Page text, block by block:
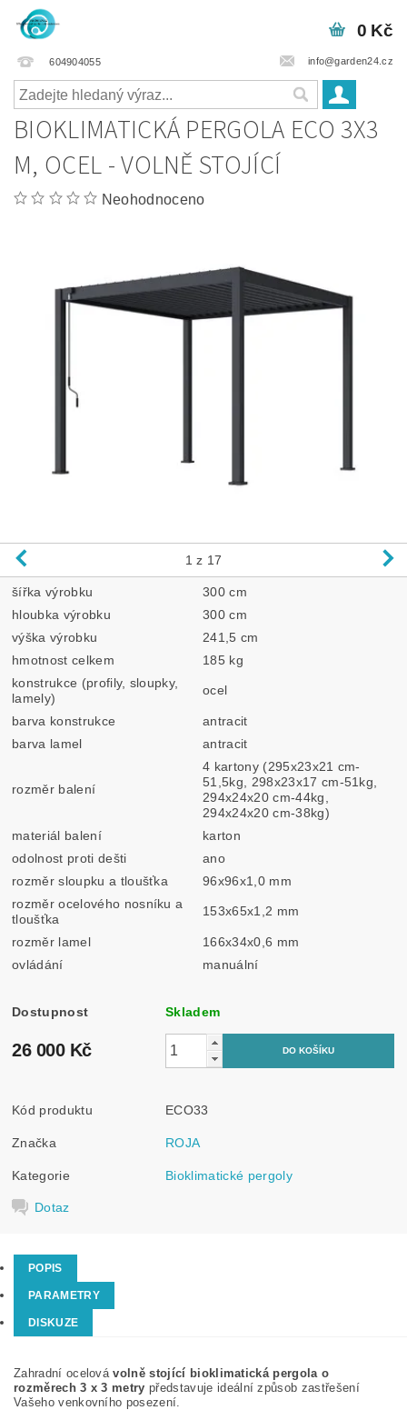
604904055 info@garden24.cz
0 Kč
BIOKLIMATICKÁ PERGOLA ECO 3X3
M, OCEL - VOLNĚ STOJÍCÍ
Neohodnoceno
1 z 17
šířka výrobku
300 cm
hloubka výrobku
300 cm
výška výrobku
241,5 cm
hmotnost celkem
185 kg
konstrukce (profily, sloupky,
lamely)
ocel
barva konstrukce
antracit
barva lamel
antracit
rozměr balení
4 kartony (295x23x21 cm-
51,5kg, 298x23x17 cm-51kg,
294x24x20 cm-44kg,
294x24x20 cm-38kg)
materiál balení
karton
odolnost proti dešti
ano
rozměr sloupku a tloušťka
96x96x1,0 mm
rozměr ocelového nosníku a
tloušťka
153x65x1,2 mm
rozměr lamel
166x34x0,6 mm
ovládání
manuální
Dostupnost Skladem
26 000 Kč
Kód produktu ECO33
Značka ROJA
Kategorie Bioklimatické pergoly
Dotaz
POPIS
PARAMETRY
DISKUZE
Zahradní ocelová volně stojící bioklimatická pergola o
rozměrech 3 x 3 metry představuje ideální způsob zastřešení
Vašeho venkovního posezení.